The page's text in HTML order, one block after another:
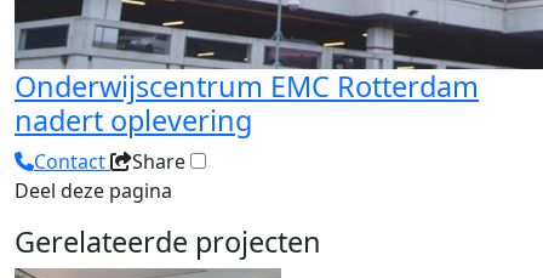
Onderwijscentrum EMC Rotterdam
nadert oplevering
Contact
Share
Deel deze pagina
Gerelateerde projecten